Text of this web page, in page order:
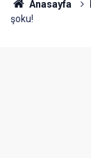
Anasayfa
şoku!